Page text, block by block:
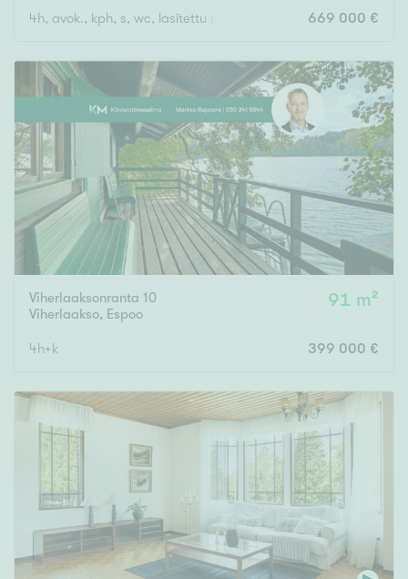
Vain arvokohteet Ei arvokohteita
Kunto
Hyvä
Tyydyttävä
Välttävä
Ominaisuudet
Hissi
Järvi- tai merinäköala
Maalämpö
Oma ranta
Oma sauna
Senioriasunto
4h, avok., kph, s, wc, lasitettu parveke 669 000 €
Viherlaaksonranta 10
Viherlaakso, Espoo
91 m²
4h+k 399 000 €